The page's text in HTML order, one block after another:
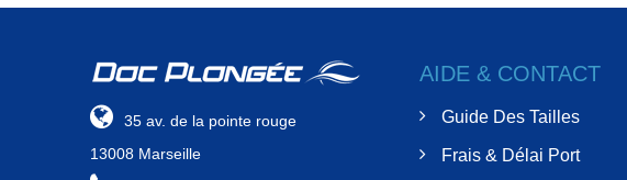
35 av. de la pointe rouge
13008 Marseille
AIDE & CONTACT
Guide Des Tailles
Frais & Délai Port